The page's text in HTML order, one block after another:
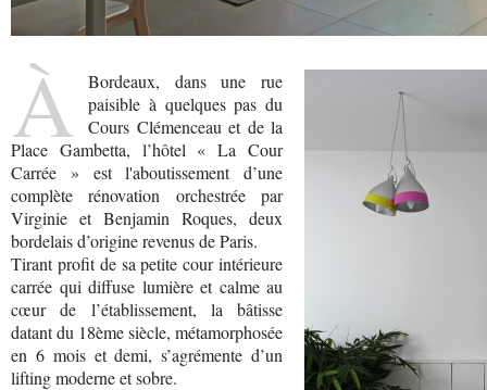
À
Bordeaux, dans une rue
paisible à quelques pas du
Cours Clémenceau et de la
Place Gambetta, l’hôtel « La Cour
Carrée » est l'aboutissement d’une
complète rénovation orchestrée par
Virginie et Benjamin Roques, deux
bordelais d’origine revenus de Paris.
Tirant profit de sa petite cour intérieure
carrée qui diffuse lumière et calme au
cœur de l’établissement, la bâtisse
datant du 18ème siècle, métamorphosée
en 6 mois et demi, s’agrémente d’un
lifting moderne et sobre.